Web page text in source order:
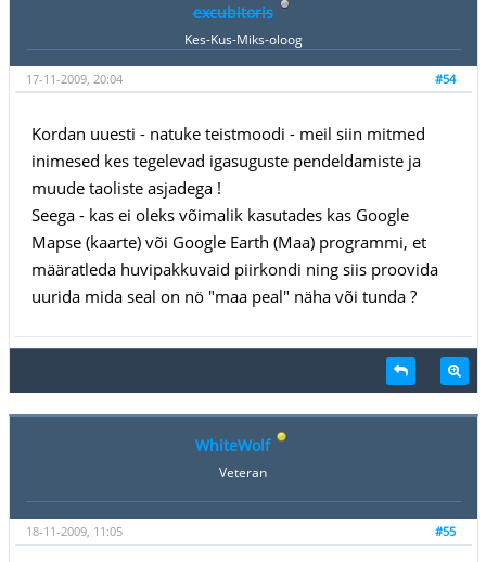
excubitoris
Kes-Kus-Miks-oloog
#54
17-11-2009, 20:04
Kordan uuesti - natuke teistmoodi - meil siin mitmed
inimesed kes tegelevad igasuguste pendeldamiste ja
muude taoliste asjadega !
Seega - kas ei oleks võimalik kasutades kas Google
Mapse (kaarte) või Google Earth (Maa) programmi, et
määratleda huvipakkuvaid piirkondi ning siis proovida
uurida mida seal on nö "maa peal" näha või tunda ?
WhiteWolf
Veteran
#55
18-11-2009, 11:05